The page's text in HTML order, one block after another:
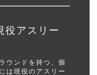
役アスリー
ウンドを持つ、個
は現役のアスリー